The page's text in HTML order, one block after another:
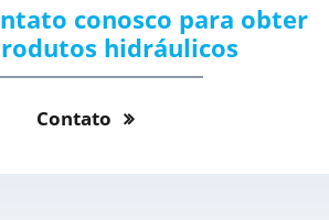
conosco para obter
hidráulicos
Contato